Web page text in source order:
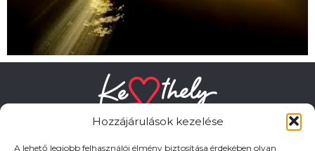
Hozzájárulások kezelése
A lehető legjobb felhasználói élmény biztosítása érdekében olyan